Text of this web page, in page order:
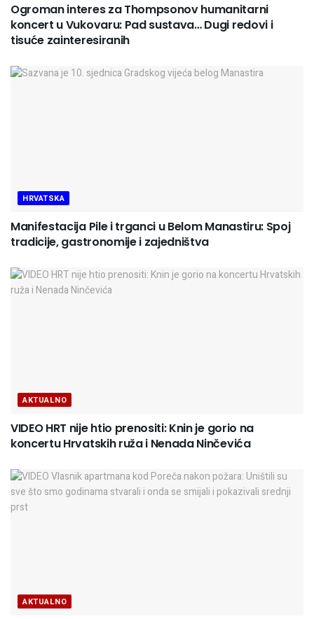
Ogroman interes za Thompsonov humanitarni
koncert u Vukovaru: Pad sustava… Dugi redovi i
tisuće zainteresiranih
HRVATSKA
Manifestacija Pile i trganci u Belom Manastiru: Spoj
tradicije, gastronomije i zajedništva
AKTUALNO
VIDEO HRT nije htio prenositi: Knin je gorio na
koncertu Hrvatskih ruža i Nenada Ninčevića
AKTUALNO